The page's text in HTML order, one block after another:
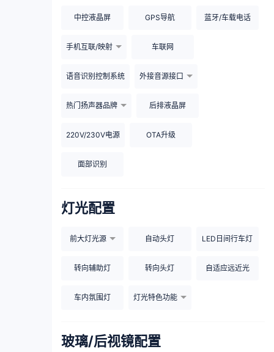
中控液晶屏 GPS导航 蓝牙/车载电话
手机互联/映射 车联网
语音识别控制系统 外接音源接口
热门扬声器品牌 后排液晶屏
220V/230V电源 OTA升级
面部识别
灯光配置
前大灯光源 自动头灯 LED日间行车灯
转向辅助灯 转向头灯 自适应远近光
车内氛围灯 灯光特色功能
玻璃/后视镜配置